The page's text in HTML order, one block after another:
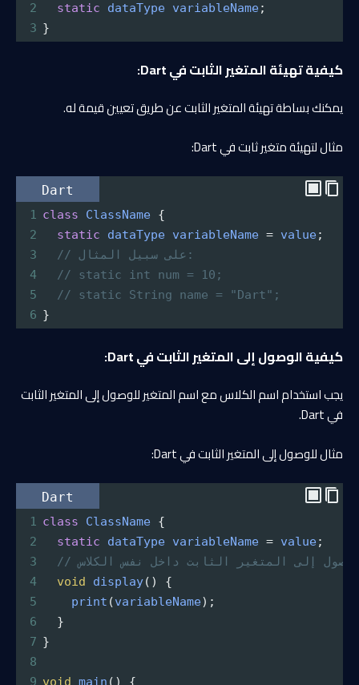
2
static dataType variableName;
3 }
كيفية تهيئة المتغير الثابت في Dart:
يمكنك بساطة تهيئة المتغير الثابت عن طريق تعيين قيمة له.
مثال لتهيئة متغير ثابت في Dart:
Dart
1 class ClassName {
2
static dataType variableName = value;
3
// على سبيل المثال:
4
// static int num = 10;
5
// static String name = "Dart";
6 }
كيفية الوصول إلى المتغير الثابت في Dart:
يجب استخدام اسم الكلاس مع اسم المتغير للوصول إلى المتغير الثابت
في Dart.
مثال للوصول إلى المتغير الثابت في Dart:
Dart
1 class ClassName {
2
static dataType variableName = value;
3
الوصول إلى المتغير الثابت داخل نفس الكلاس
4
void display() {
5
print (variableName);
6
  }
7 }
8
9 void main () {